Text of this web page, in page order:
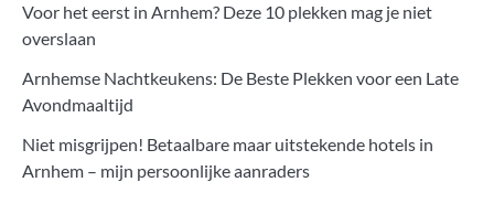
Voor het eerst in Arnhem? Deze 10 plekken mag je niet
overslaan
Arnhemse Nachtkeukens: De Beste Plekken voor een Late
Avondmaaltijd
Niet misgrijpen! Betaalbare maar uitstekende hotels in
Arnhem – mijn persoonlijke aanraders